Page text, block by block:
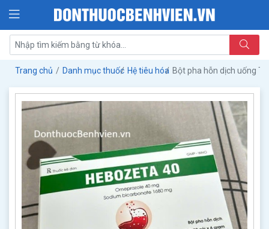
Trang chủ Danh mục thuốc Hệ tiêu hóa Bột pha hỗn dịch uống